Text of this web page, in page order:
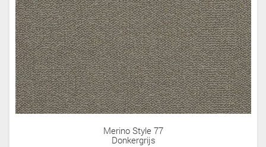
Merino Style 77
Donkergrijs